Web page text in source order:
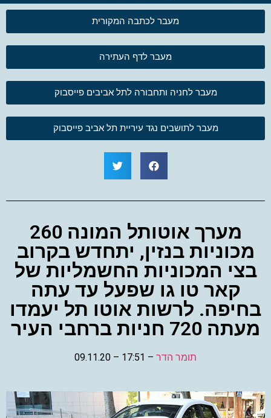
מעבר לכתבה המקורית
מעבר לדף העתירה
מעבר לחניה ותחבורה לתל אביבים פייסבוק
מעבר לתושבים נגד עיריית תל אביב פייסבוק
מערך אוטותל המונה 260
מכוניות בנזין, יתחדש בקרוב
בצי המכוניות החשמליות של
קאר טו גו שפעל עד עתה
בחיפה. לרשות אוטו תל יעמדו
מעתה 720 חניות ברחבי העיר
תומר הדר –
17:51 –
09.11.20